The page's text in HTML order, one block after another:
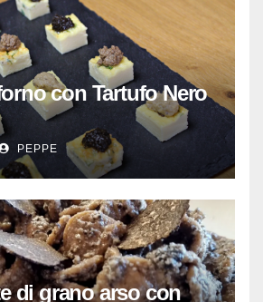
con Tartufo Nero
PEPPE
di grano arso con